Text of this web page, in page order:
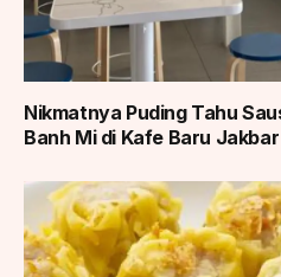
Nikmatnya Puding Tahu
Banh Mi di Kafe Baru Jakbar